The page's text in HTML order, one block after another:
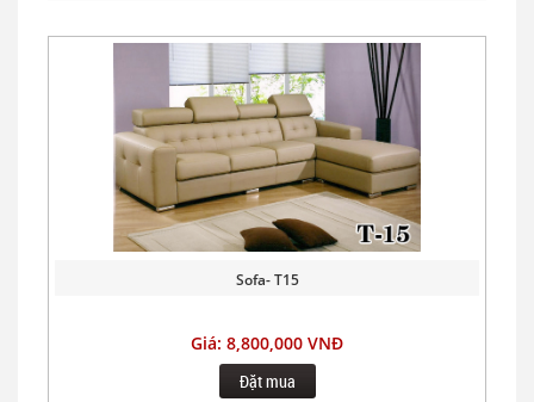
Sofa- T15
Giá: 8,800,000 VNĐ
Đặt mua